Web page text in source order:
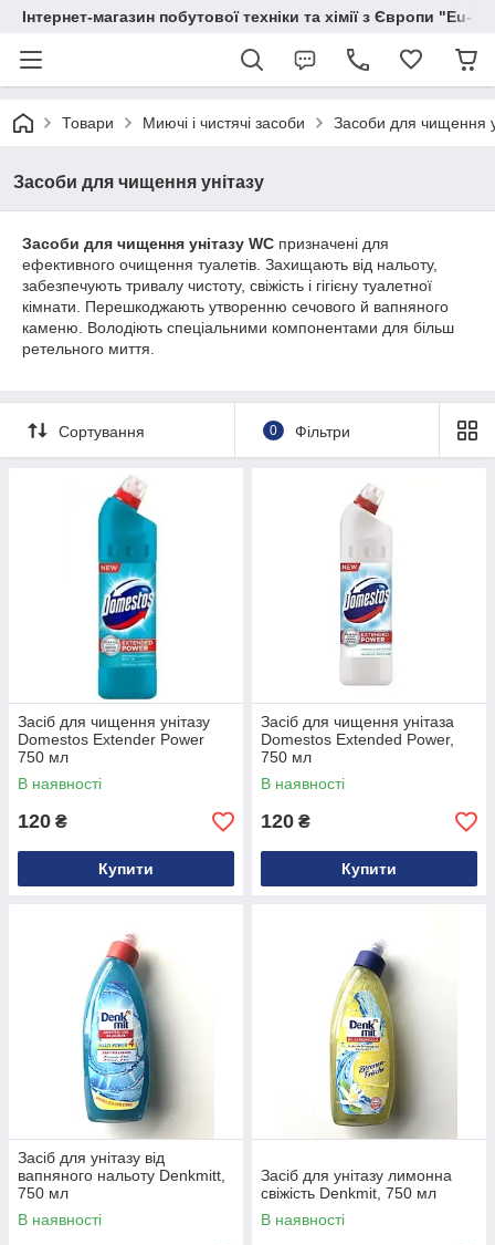
Інтернет-магазин побутової техніки та хімії з Європи "Eu-
Товари Миючі і чистячі засоби Засоби для чищення
Засоби для чищення унітазу
Засоби для чищення унітазу WC призначені для
ефективного очищення туалетів. Захищають від нальоту,
забезпечують тривалу чистоту, свіжість і гігієну туалетної
кімнати. Перешкоджають утворенню сечового й вапняного
каменю. Володіють спеціальними компонентами для більш
ретельного миття.
Сортування 0 Фільтри
Засіб для чищення унітазу
Domestos Extender Power
750 мл
В наявності
120 ₴
Купити
Засіб для чищення унітаза
Domestos Extended Power,
750 мл
В наявності
120 ₴
Купити
Засіб для унітазу від
вапняного нальоту Denkmitt,
750 мл
В наявності
Засіб для унітазу лимонна
свіжість Denkmit, 750 мл
В наявності